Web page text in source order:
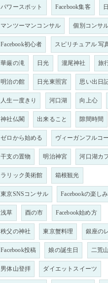
パワースポット Facebook集客
マンツーマンコンサル 個別コンサ
Facebook初心者 スピリチュアル 写
華厳の滝 日光 瀧尾神社 旅
明治の館 日光東照宮 思い出日
人生一度きり 河口湖 向上心
神社仏閣 出来ること 隙間時間
ゼロから始める ヴィーガンフルコ
干支の置物 明治神宮 河口湖カ
ラリック美術館 箱根観光
東京SNSコンサル Facebookの楽し
浅草 酉の市 Facebook始め方
秩父の神社 東京蟹料理 銀座の
Facebook投稿 娘の誕生日 二荒
男体山登拝 ダイエットスイーツ